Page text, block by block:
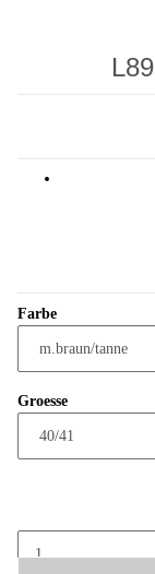
Farbe
Groesse